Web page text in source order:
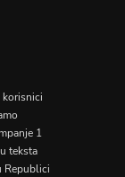
1
teksta
Republici